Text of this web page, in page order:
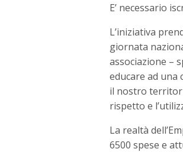
E’ necessario
L’iniziativa
giornata
associazione –
educare ad una
il nostro
rispetto e
La realtà
6500 spese e